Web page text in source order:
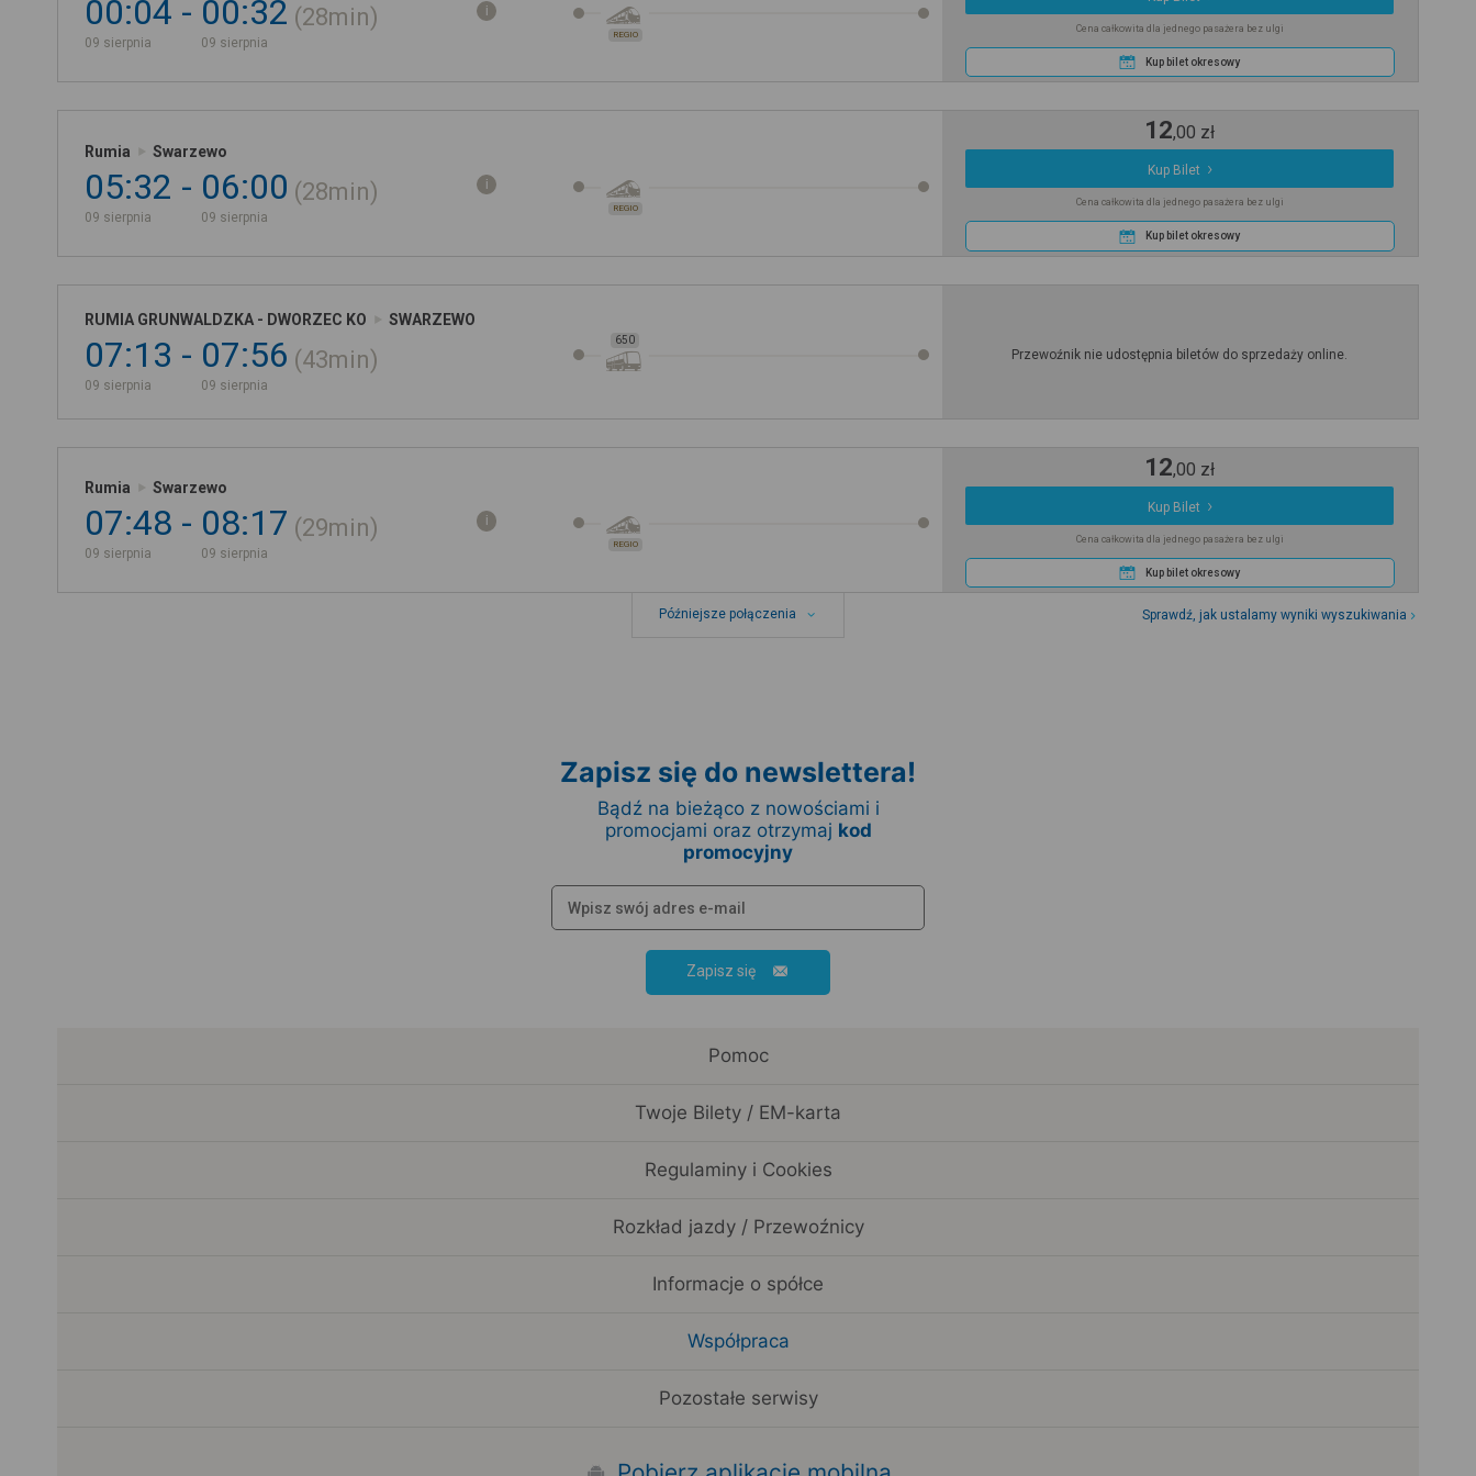
00:04
09 sierpnia
00:32
09 sierpnia
28min
REGIO Cena całkowita dla jednego pasażera bez ulgi
Kup bilet okresowy
Rumia Swarzewo
05:32
09 sierpnia
06:00
09 sierpnia
28min
REGIO
12,00 zł
Kup Bilet
Cena całkowita dla jednego pasażera bez ulgi
Kup bilet okresowy
RUMIA GRUNWALDZKA - DWORZEC KO SWARZEWO
07:13
09 sierpnia
07:56
09 sierpnia
43min
650
Przewoźnik nie udostępnia biletów do sprzedaży online.
Rumia Swarzewo
07:48
09 sierpnia
08:17
09 sierpnia
29min
REGIO
12,00 zł
Kup Bilet
Cena całkowita dla jednego pasażera bez ulgi
Kup bilet okresowy
Późniejsze połączenia Sprawdź, jak ustalamy wyniki wyszukiwania
Zapisz się do newslettera!
Bądź na bieżąco z nowościami i
promocjami oraz otrzymaj kod
promocyjny
Zapisz się
Pomoc
Twoje Bilety / EM-karta
Regulaminy i Cookies
Rozkład jazdy / Przewoźnicy
Informacje o spółce
Współpraca
Pozostałe serwisy